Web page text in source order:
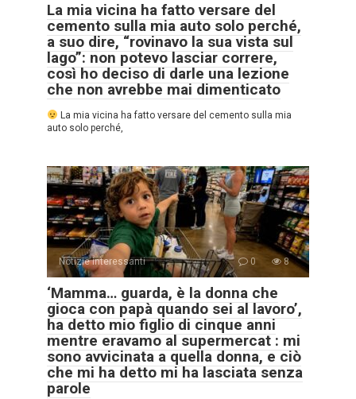
La mia vicina ha fatto versare del
cemento sulla mia auto solo perché,
a suo dire, “rovinavo la sua vista sul
lago”: non potevo lasciar correre,
così ho deciso di darle una lezione
che non avrebbe mai dimenticato
La mia vicina ha fatto versare del cemento sulla mia
auto solo perché,
Notizie interessanti 0 8
‘Mamma… guarda, è la donna che
gioca con papà quando sei al lavoro’,
ha detto mio figlio di cinque anni
mentre eravamo al supermercat : mi
sono avvicinata a quella donna, e ciò
che mi ha detto mi ha lasciata senza
parole